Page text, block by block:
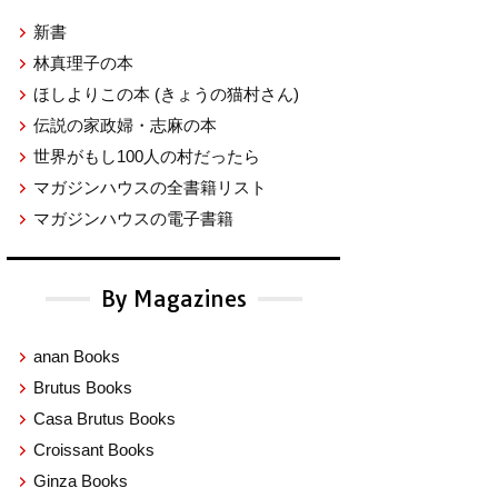
新書
林真理子の本
ほしよりこの本 (きょうの猫村さん)
伝説の家政婦・志麻の本
世界がもし100人の村だったら
マガジンハウスの全書籍リスト
マガジンハウスの電子書籍
By Magazines
anan Books
Brutus Books
Casa Brutus Books
Croissant Books
Ginza Books